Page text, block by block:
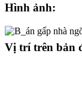
Hình ảnh:
Vị trí trên bản